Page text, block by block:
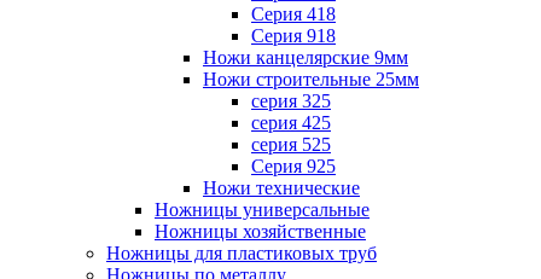
Серия 418
Серия 918
Ножи канцелярские 9мм
Ножи строительные 25мм
серия 325
серия 425
серия 525
Серия 925
Ножи технические
Ножницы универсальные
Ножницы хозяйственные
Ножницы для пластиковых труб